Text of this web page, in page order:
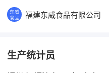
福建东威食品有限公司
生产统计员